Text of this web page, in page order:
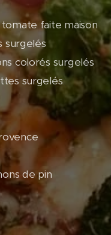
faite maison
surgelés
colorés surgelés
surgelés
de pin